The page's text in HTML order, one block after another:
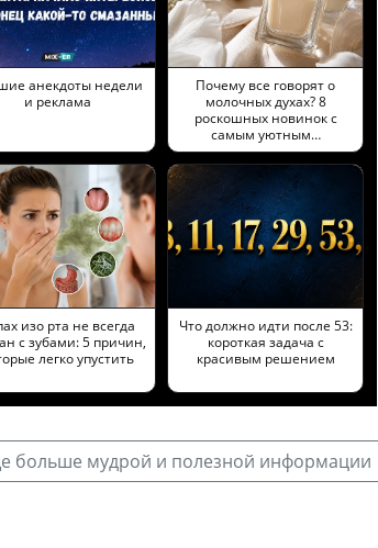
анекдоты недели
и реклама
Почему все говорят о
молочных духах? 8
роскошных новинок с
самым уютным…
изо рта не всегда
с зубами: 5 причин,
легко упустить
Что должно идти после 53:
короткая задача с
красивым решением
больше мудрой и полезной информации